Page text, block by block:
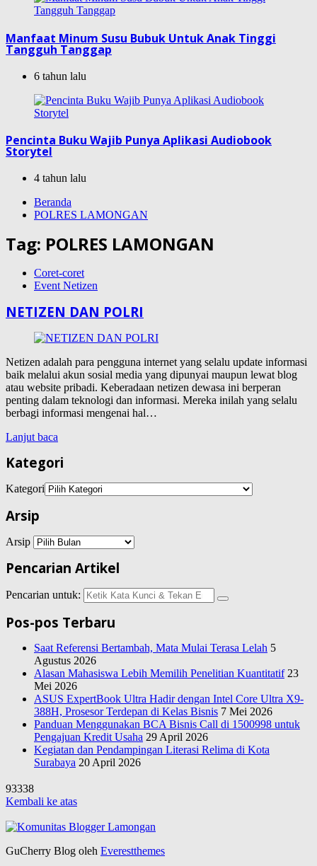
Manfaat Minum Susu Bubuk Untuk Anak Tinggi
Tangguh Tanggap
6 tahun lalu
Pencinta Buku Wajib Punya Aplikasi Audiobook
Storytel
4 tahun lalu
Beranda
POLRES LAMONGAN
Tag: POLRES LAMONGAN
Coret-coret
Event Netizen
NETIZEN DAN POLRI
Netizen adalah para pengguna internet yang selalu update informasi
baik melalui akun sosial media yang dipunyai maupun lewat blog
atau website pribadi. Keberadaan netizen dewasa ini berperan
penting dalam teknologi dan informasi. Mereka inilah yang selalu
berbagi informasi mengenai hal…
Lanjut baca
Kategori
Kategori
Arsip
Arsip
Pencarian Artikel
Pencarian untuk:
Pos-pos Terbaru
Saat Referensi Bertambah, Mata Mulai Terasa Lelah 5
Agustus 2026
Alasan Mahasiswa Lebih Memilih Penelitian Kuantitatif 23
Mei 2026
ASUS ExpertBook Ultra Hadir dengan Intel Core Ultra X9-
388H, Prosesor Terdepan di Kelas Bisnis 7 Mei 2026
Panduan Menggunakan BCA Bisnis Call di 1500998 untuk
Pengajuan Kredit Usaha 29 April 2026
Kegiatan dan Pendampingan Literasi Relima di Kota
Surabaya 20 April 2026
93338
Kembali ke atas
GuCherry Blog oleh Everestthemes